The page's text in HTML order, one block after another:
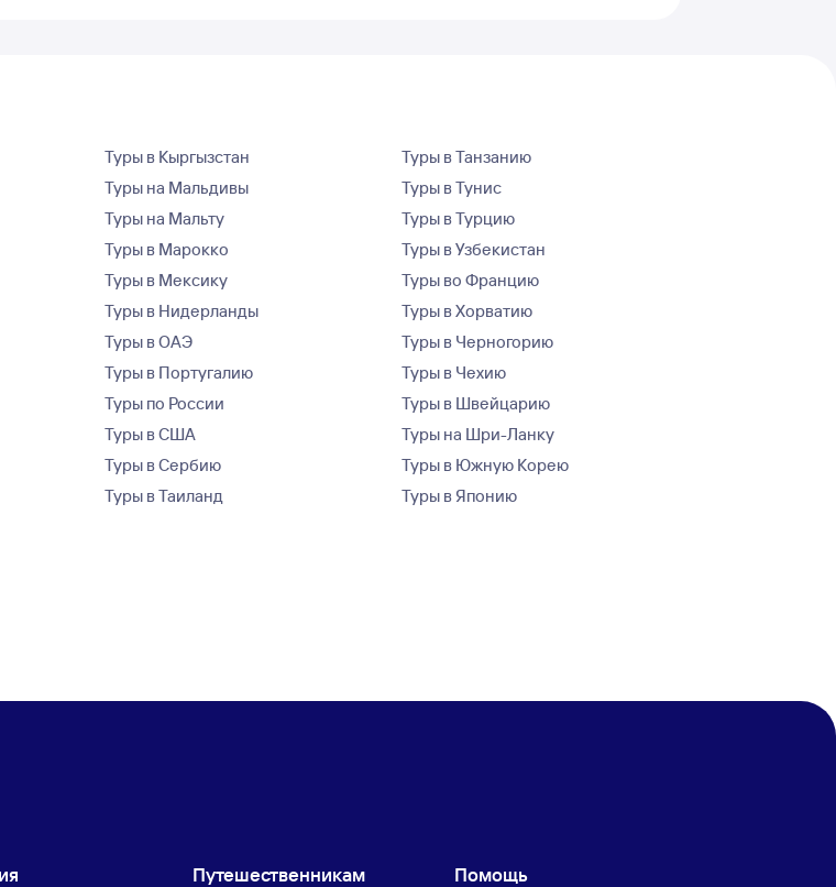
Туры в Кыргызстан
Туры на Мальдивы
Туры на Мальту
Туры в Марокко
Туры в Мексику
Туры в Нидерланды
Туры в ОАЭ
Туры в Португалию
Туры по России
Туры в США
Туры в Сербию
Туры в Таиланд
Туры в Танзанию
Туры в Тунис
Туры в Турцию
Туры в Узбекистан
Туры во Францию
Туры в Хорватию
Туры в Черногорию
Туры в Чехию
Туры в Швейцарию
Туры на Шри-Ланку
Туры в Южную Корею
Туры в Японию
Путешественникам Помощь